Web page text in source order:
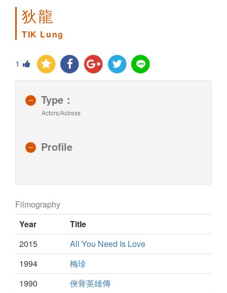
狄龍
TIK Lung
1
Type：
Actors/Actress
Profile
Filmography
Year
Title
2015
All You Need Is Love
1994
梅珍
1990
俠骨英雄傳